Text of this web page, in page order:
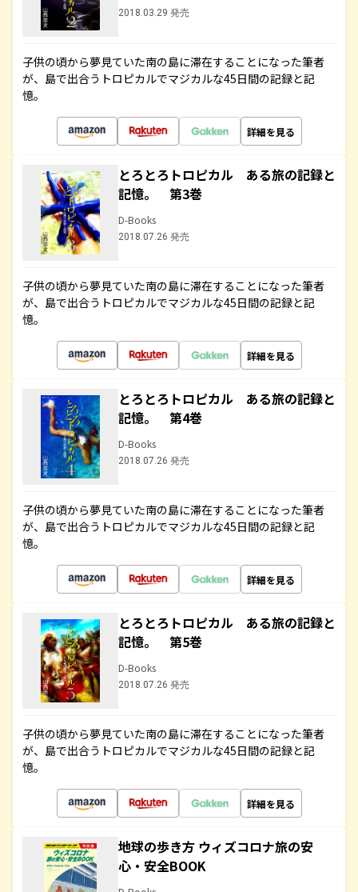
2018.03.29 発売
子供の頃から夢見ていた南の島に滞在することになった筆者
が、島で出合うトロピカルでマジカルな45日間の記録と記
憶。
詳細を見る
とろとろトロピカル ある旅の記録と
記憶。 第3巻
D-Books
2018.07.26 発売
子供の頃から夢見ていた南の島に滞在することになった筆者
が、島で出合うトロピカルでマジカルな45日間の記録と記
憶。
詳細を見る
とろとろトロピカル ある旅の記録と
記憶。 第4巻
D-Books
2018.07.26 発売
子供の頃から夢見ていた南の島に滞在することになった筆者
が、島で出合うトロピカルでマジカルな45日間の記録と記
憶。
詳細を見る
とろとろトロピカル ある旅の記録と
記憶。 第5巻
D-Books
2018.07.26 発売
子供の頃から夢見ていた南の島に滞在することになった筆者
が、島で出合うトロピカルでマジカルな45日間の記録と記
憶。
詳細を見る
地球の歩き方 ウィズコロナ旅の安
心・安全BOOK